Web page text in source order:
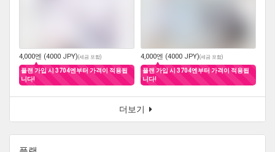
4,000엔 (4000 JPY)(세금 포함)
플랜 가입 시 3704엔부터 가격이 적용됩
니다!
4,000엔 (4000 JPY)(세금 포함)
플랜 가입 시 3704엔부터 가격이 적용됩
니다!
더보기